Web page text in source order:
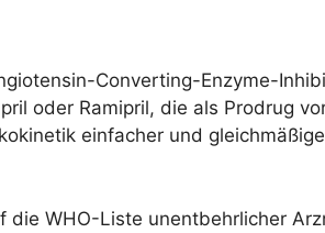
Converting-Enzyme-
oder Ramipril, die als Prodrug
einfacher und
WHO-Liste unentbehrlicher